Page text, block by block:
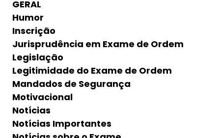
GERAL
Humor
Inscrição
Jurisprudência em Exame de Ordem
Legislação
Legitimidade do Exame de Ordem
Mandados de Segurança
Motivacional
Notícias
Notícias Importantes